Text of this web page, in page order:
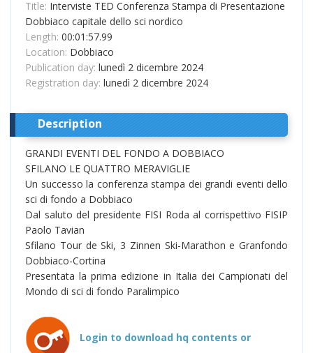
Title: Interviste TED Conferenza Stampa di Presentazione
Dobbiaco capitale dello sci nordico
Length: 00:01:57.99
Location: Dobbiaco
Publication day: lunedì 2 dicembre 2024
Registration day: lunedì 2 dicembre 2024
Description
GRANDI EVENTI DEL FONDO A DOBBIACO
SFILANO LE QUATTRO MERAVIGLIE
Un successo la conferenza stampa dei grandi eventi dello
sci di fondo a Dobbiaco
Dal saluto del presidente FISI Roda al corrispettivo FISIP
Paolo Tavian
Sfilano Tour de Ski, 3 Zinnen Ski-Marathon e Granfondo
Dobbiaco-Cortina
Presentata la prima edizione in Italia dei Campionati del
Mondo di sci di fondo Paralimpico
Login to download hq contents or